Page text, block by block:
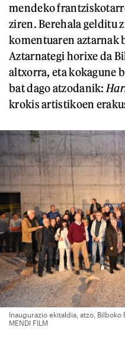
mendeko
ziren. Berehala gelditu
komentuaren aztarnak
Aztarnategi horixe da
altxorra, eta kokagune
bat dago atzodanik:
krokis artistikoen
Inaugurazio ekitaldia, atzo,
MENDI FILM